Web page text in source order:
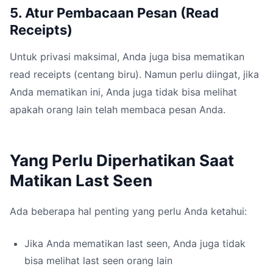
5. Atur Pembacaan Pesan (Read
Receipts)
Untuk privasi maksimal, Anda juga bisa mematikan
read receipts (centang biru). Namun perlu diingat, jika
Anda mematikan ini, Anda juga tidak bisa melihat
apakah orang lain telah membaca pesan Anda.
Yang Perlu Diperhatikan Saat
Matikan Last Seen
Ada beberapa hal penting yang perlu Anda ketahui:
Jika Anda mematikan last seen, Anda juga tidak
bisa melihat last seen orang lain